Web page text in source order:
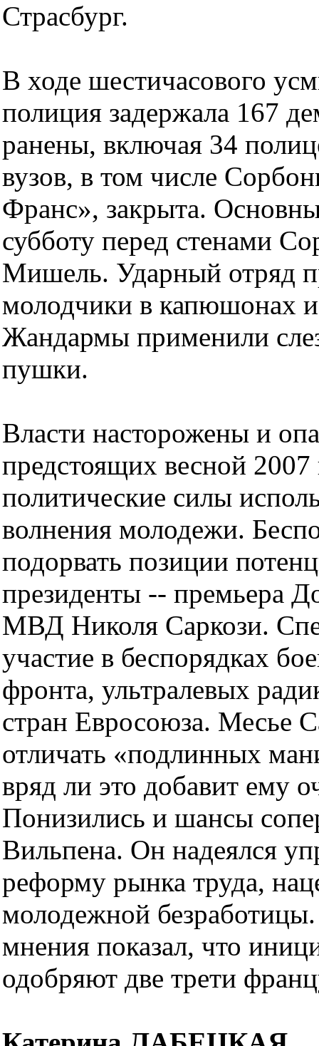
Страсбург.
В ходе шестичасового
полиция задержала 167
ранены, включая 34
вузов, в том числе
Франс», закрыта.
субботу перед стенами
Мишель. Ударный отряд
молодчики в капюшонах
Жандармы применили
пушки.
Власти насторожены и
предстоящих весной
политические силы
волнения молодежи.
подорвать позиции
президенты -- премьера
МВД Николя Саркози.
участие в беспорядках
фронта, ультралевых
стран Евросоюза. Месье
отличать «подлинных
вряд ли это добавит ему
Понизились и шансы
Вильпена. Он надеялся
реформу рынка труда,
молодежной
мнения показал, что
одобряют две трети